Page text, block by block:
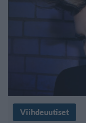
Viihdeuutiset